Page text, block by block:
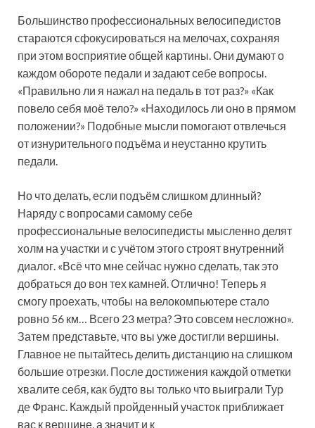
Большинство профессиональных велосипедистов
стараются сфокусироваться на мелочах, сохраняя
при этом восприятие общей картины. Они думают о
каждом обороте педали и задают себе вопросы.
«Правильно ли я нажал на педаль в тот раз?» «Как
повело себя моё тело?» «Находилось ли оно в прямом
положении?» Подобные мысли помогают отвлечься
от изнурительного подъёма и неустанно крутить
педали.
Но что делать, если подъём слишком длинный?
Наряду с вопросами самому себе
профессиональные велосипедисты мысленно делят
холм на участки и с учётом этого строят внутренний
диалог. «Всё что мне сейчас нужно сделать, так это
добраться до вон тех камней. Отлично! Теперь я
смогу проехать, чтобы на велокомпьютере стало
ровно 56 км… Всего 23 метра? Это совсем несложно».
Затем представьте, что вы уже достигли вершины.
Главное не пытайтесь делить дистанцию на слишком
большие отрезки. После достижения каждой отметки
хвалите себя, как будто вы только что выиграли Тур
де Франс. Каждый пройденный участок приближает
вас к вершине, а значит и к